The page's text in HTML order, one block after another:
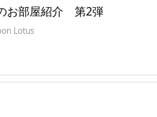
お部屋紹介 第2弾
Lotus